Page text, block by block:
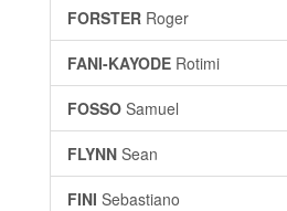
FORSTER Roger
FANI-KAYODE Rotimi
FOSSO Samuel
FLYNN Sean
FINI Sebastiano